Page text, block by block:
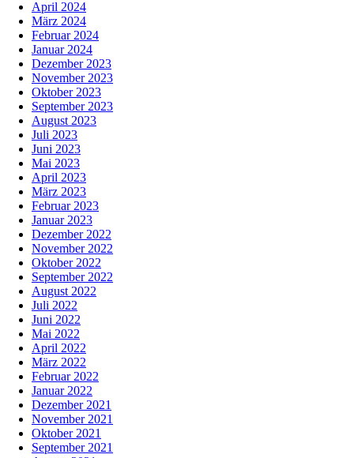
April 2024
März 2024
Februar 2024
Januar 2024
Dezember 2023
November 2023
Oktober 2023
September 2023
August 2023
Juli 2023
Juni 2023
Mai 2023
April 2023
März 2023
Februar 2023
Januar 2023
Dezember 2022
November 2022
Oktober 2022
September 2022
August 2022
Juli 2022
Juni 2022
Mai 2022
April 2022
März 2022
Februar 2022
Januar 2022
Dezember 2021
November 2021
Oktober 2021
September 2021